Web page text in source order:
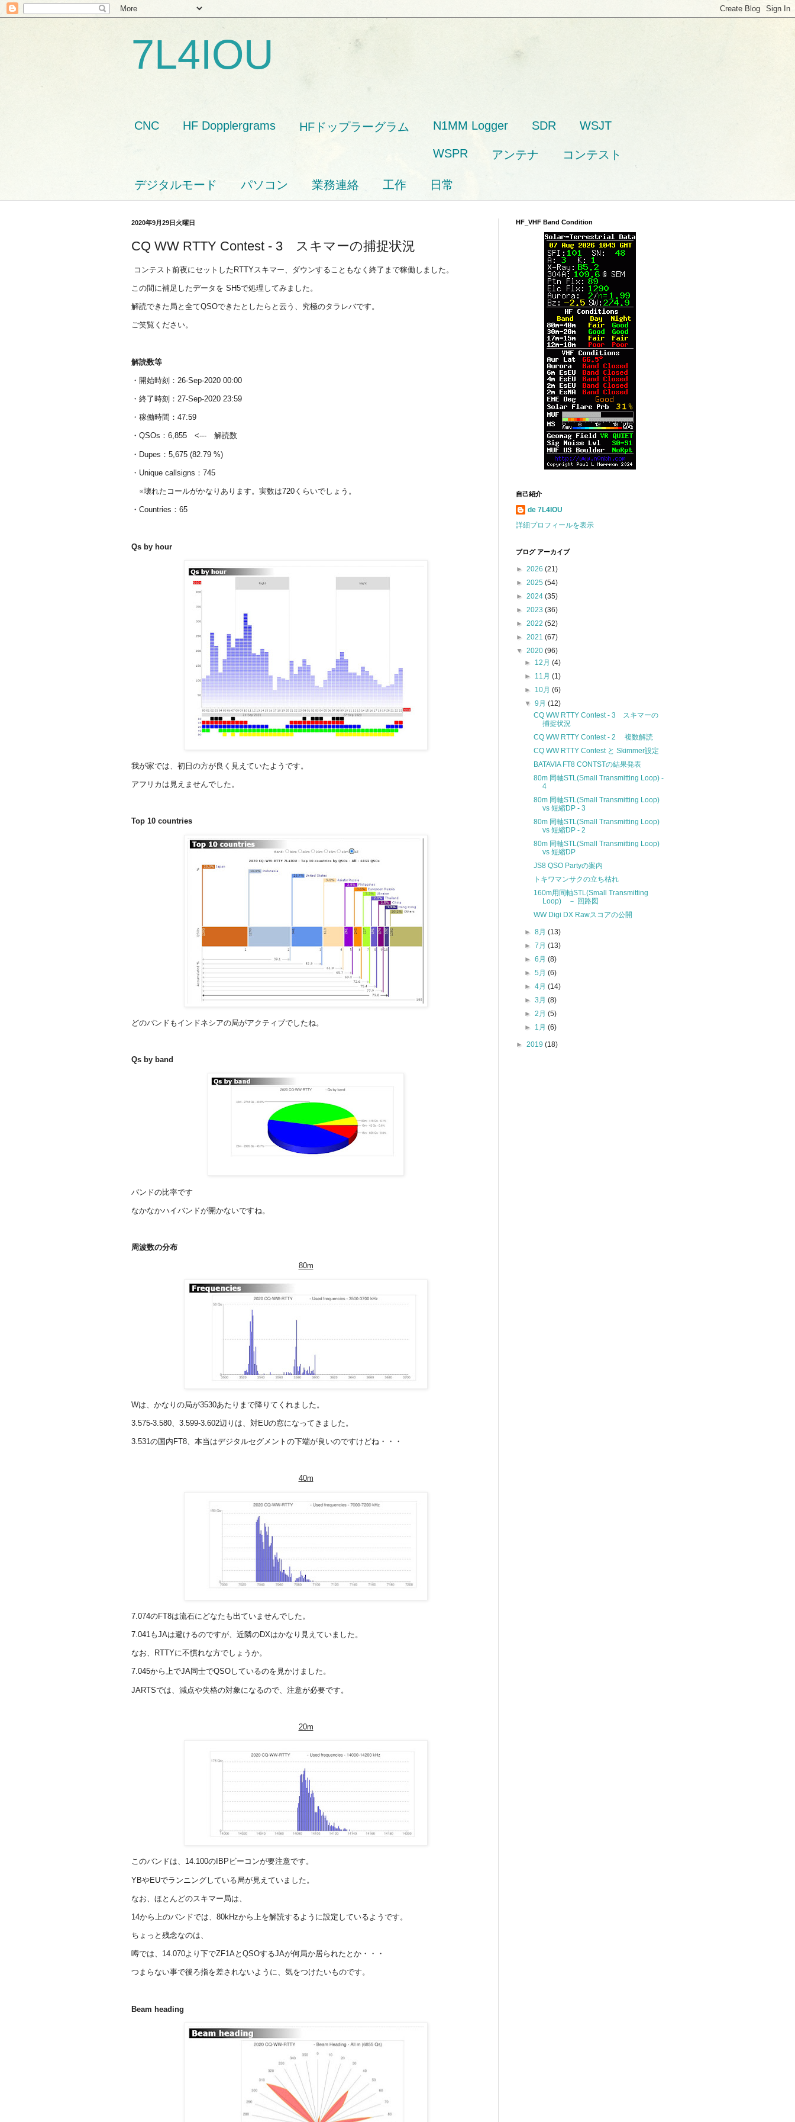
7L4IOU
CNC HF Dopplergrams HFドップラーグラム N1MM Logger SDR WSJT
WSPR アンテナ コンテスト
デジタルモード パソコン 業務連絡 工作 日常
2020年9月29日火曜日
CQ WW RTTY Contest - 3 スキマーの捕捉状況
コンテスト前夜にセットしたRTTYスキマー、ダウンすることもなく終了まで稼働しました。
この間に補足したデータを SH5で処理してみました。
解読できた局と全てQSOできたとしたらと云う、究極のタラレバです。
ご笑覧ください。
解読数等
・開始時刻：26-Sep-2020 00:00
・終了時刻：27-Sep-2020 23:59
・稼働時間：47:59
・QSOs：6,855 <--- 解読数
・Dupes：5,675 (82.79 %)
・Unique callsigns：745
※壊れたコールがかなりあります。実数は720くらいでしょう。
・Countries：65
Qs by hour
我が家では、初日の方が良く見えていたようです。
アフリカは見えませんでした。
Top 10 countries
どのバンドもインドネシアの局がアクティブでしたね。
Qs by band
バンドの比率です
なかなかハイバンドが開かないですね。
周波数の分布
80m
Wは、かなりの局が3530あたりまで降りてくれました。
3.575-3.580、3.599-3.602辺りは、対EUの窓になってきました。
3.531の国内FT8、本当はデジタルセグメントの下端が良いのですけどね・・・
40m
7.074のFT8は流石にどなたも出ていませんでした。
7.041もJAは避けるのですが、近隣のDXはかなり見えていました。
なお、RTTYに不慣れな方でしょうか。
7.045から上でJA同士でQSOしているのを見かけました。
JARTSでは、減点や失格の対象になるので、注意が必要です。
20m
このバンドは、14.100のIBPビーコンが要注意です。
YBやEUでランニングしている局が見えていました。
なお、ほとんどのスキマー局は、
14から上のバンドでは、80kHzから上を解読するように設定しているようです。
ちょっと残念なのは、
噂では、14.070より下でZF1AとQSOするJAが何局か居られたとか・・・
つまらない事で後ろ指を差されないように、気をつけたいものです。
Beam heading
HF_VHF Band Condition
自己紹介
de 7L4IOU
詳細プロフィールを表示
ブログ アーカイブ
► 2026 (21)
► 2025 (54)
► 2024 (35)
► 2023 (36)
► 2022 (52)
► 2021 (67)
▼ 2020 (96)
► 12月(4)
► 11月(1)
► 10月(6)
▼9月(12)
CQ WW RTTY Contest - 3 スキマーの
捕捉状況
CQ WW RTTY Contest - 2 複数解読
CQ WW RTTY Contest と Skimmer設定
BATAVIA FT8 CONTSTの結果発表
80m 同軸STL(Small Transmitting Loop) -
4
80m 同軸STL(Small Transmitting Loop)
vs 短縮DP - 3
80m 同軸STL(Small Transmitting Loop)
vs 短縮DP - 2
80m 同軸STL(Small Transmitting Loop)
vs 短縮DP
JS8 QSO Partyの案内
トキワマンサクの立ち枯れ
160m用同軸STL(Small Transmitting
Loop) － 回路図
WW Digi DX Rawスコアの公開
►8月(13)
►7月(13)
►6月(8)
►5月(6)
►4月(14)
►3月(8)
►2月(5)
► 1月(6)
► 2019 (18)